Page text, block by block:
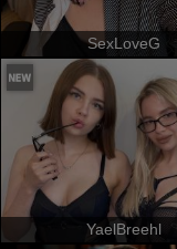
SexLoveG
YaelBreehl